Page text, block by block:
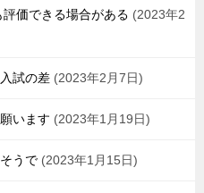
価できる場合がある
2023年2
試の差 2023年2月7日
います 2023年1月19日
うで 2023年1月15日